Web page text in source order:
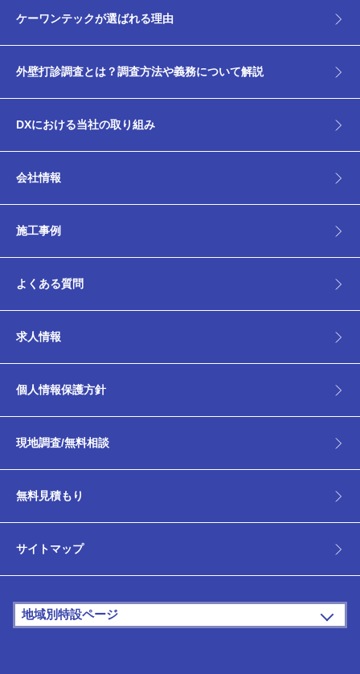
ケーワンテックが選ばれる理由
外壁打診調査とは？調査方法や義務について解説
DXにおける当社の取り組み
会社情報
施工事例
よくある質問
求人情報
個人情報保護方針
現地調査/無料相談
無料見積もり
サイトマップ
地域別特設ページ